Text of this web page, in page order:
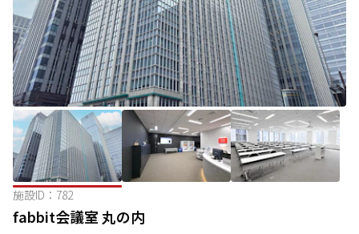
施設ID： 782
fabbit会議室 丸の内